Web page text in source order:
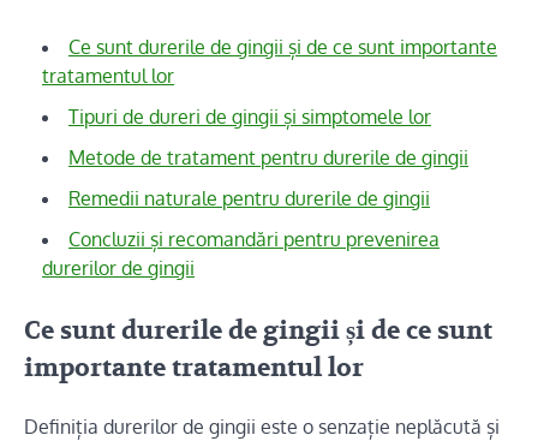
Ce sunt durerile de gingii și de ce sunt importante
tratamentul lor
Tipuri de dureri de gingii și simptomele lor
Metode de tratament pentru durerile de gingii
Remedii naturale pentru durerile de gingii
Concluzii și recomandări pentru prevenirea
durerilor de gingii
Ce sunt durerile de gingii și de ce sunt
importante tratamentul lor
Definiția durerilor de gingii este o senzație neplăcută și